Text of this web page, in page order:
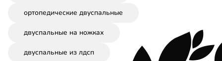
ортопедические двуспальные
двуспальные на ножках
двуспальные из лдсп